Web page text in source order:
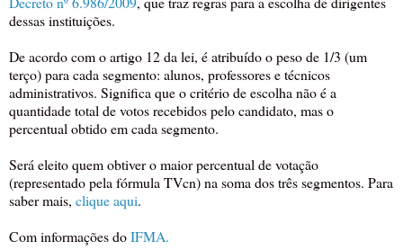
dessas instituições.
De acordo com o artigo 12 da lei, é atribuído o peso de 1/3 (um
terço) para cada segmento: alunos, professores e técnicos
administrativos. Significa que o critério de escolha não é a
quantidade total de votos recebidos pelo candidato, mas o
percentual obtido em cada segmento.
Será eleito quem obtiver o maior percentual de votação
(representado pela fórmula TVcn) na soma dos três segmentos. Para
saber mais, clique aqui.
Com informações doIFMA.